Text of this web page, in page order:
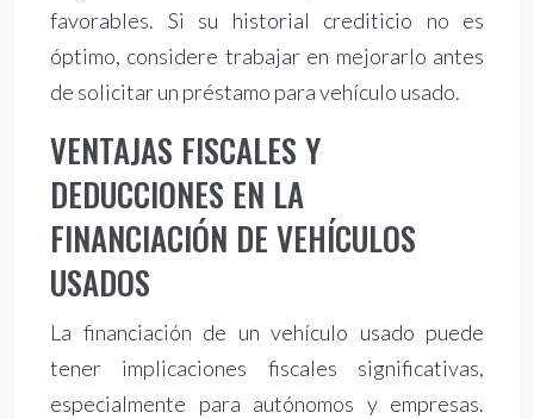
favorables. Si su historial crediticio no es
óptimo, considere trabajar en mejorarlo antes
de solicitar un préstamo para vehículo usado.
VENTAJAS FISCALES Y
DEDUCCIONES EN LA
FINANCIACIÓN DE VEHÍCULOS
USADOS
La financiación de un vehículo usado puede
tener implicaciones fiscales significativas,
especialmente para autónomos y empresas.